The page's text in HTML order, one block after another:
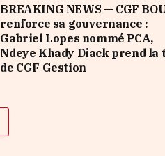
BREAKING NEWS — CGF
renforce sa gouvernance :
Gabriel Lopes nommé PCA,
Ndeye Khady Diack prend la
de CGF Gestion